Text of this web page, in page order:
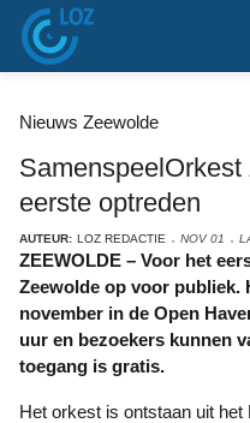
Nieuws Zeewolde
eerste optreden
AUTEUR: LOZ REDACTIE NOV 01
ZEEWOLDE – Voor het eerst treedt het SamenspeelOrkest
Zeewolde op voor publiek.
november in de Open
uur en bezoekers kunnen
toegang is gratis.
Het orkest is ontstaan uit het Nieuw Talent Orkest, een